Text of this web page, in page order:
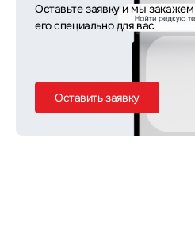
Оставьте заявку и мы закажем
его специально для вас
Оставить заявку